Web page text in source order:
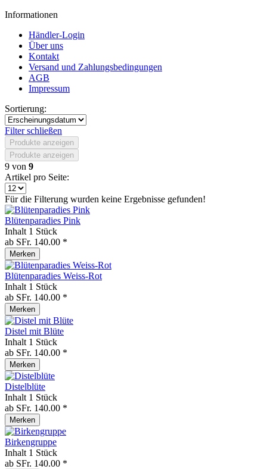
Informationen
Händler-Login
Über uns
Kontakt
Versand und Zahlungsbedingungen
AGB
Impressum
Sortierung:
Filter schließen
Produkte anzeigen
Produkte anzeigen
9 von 9
Artikel pro Seite:
Für die Filterung wurden keine Ergebnisse gefunden!
Blütenparadies Pink
Inhalt 1 Stück
ab SFr. 140.00 *
Merken
Blütenparadies Weiss-Rot
Inhalt 1 Stück
ab SFr. 140.00 *
Merken
Distel mit Blüte
Inhalt 1 Stück
ab SFr. 140.00 *
Merken
Distelblüte
Inhalt 1 Stück
ab SFr. 140.00 *
Merken
Birkengruppe
Inhalt 1 Stück
ab SFr. 140.00 *